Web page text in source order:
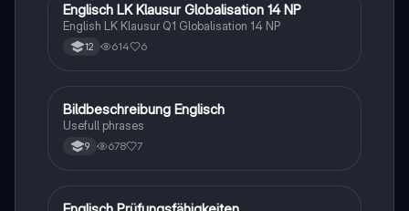
Englisch
Englisch LK Klausur Globalisation 14 NP
English LK Klausur Q1 Globalisation 14 NP
12 614 6
Englisch
Bildbeschreibung Englisch
Usefull phrases
9 678 7